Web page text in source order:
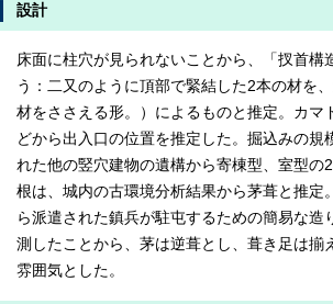
設計
床面に柱穴が見られないことから、「扠首構
う：二又のように頂部で緊結した2本の材を
材をささえる形。）によるものと推定。カマ
どから出入口の位置を推定した。掘込みの規
れた他の竪穴建物の遺構から寄棟型、室型の
根は、城内の古環境分析結果から茅葺と推定
ら派遣された鎮兵が駐屯するための簡易な造
測したことから、茅は逆葺とし、葺き足は揃
雰囲気とした。